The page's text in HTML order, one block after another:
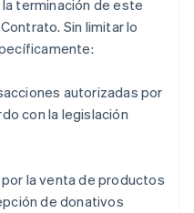
terminación de este
Sin limitar lo
autorizadas por
con la legislación
la venta de productos
de donativos